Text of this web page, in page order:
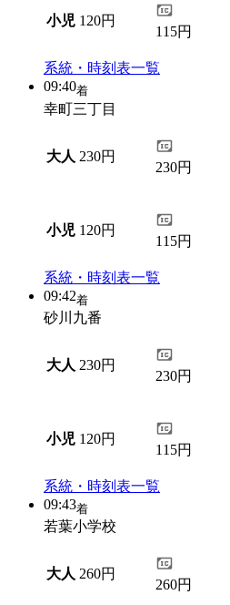
小児 120円
115円
系統・時刻表一覧
09:40着
幸町三丁目
大人 230円
230円
小児 120円
115円
系統・時刻表一覧
09:42着
砂川九番
大人 230円
230円
小児 120円
115円
系統・時刻表一覧
09:43着
若葉小学校
大人 260円
260円